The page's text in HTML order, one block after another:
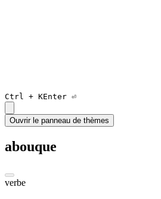
Ctrl + KEnter ⏎
Ouvrir le panneau de thèmes
abouque
verbe